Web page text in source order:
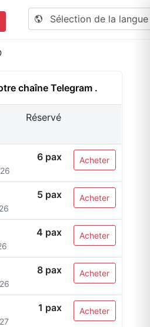
Sélection de la
chaîne Telegram .
Réservé
6 pax Acheter
5 pax Acheter
4 pax Acheter
8 pax Acheter
1 pax Acheter